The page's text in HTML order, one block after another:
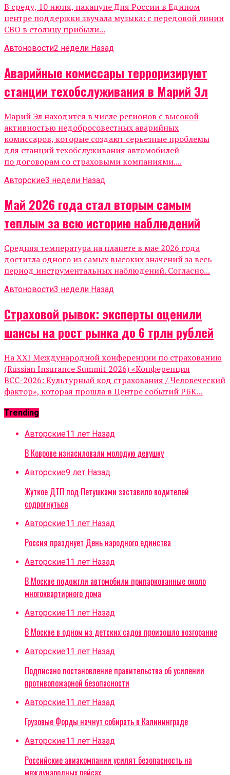
В среду, 10 июня, накануне Дня России в Едином
центре поддержки звучала музыка: с передовой линии
СВО в столицу прибыли...
Автоновости2 недели Назад
Аварийные комиссары терроризируют
станции техобслуживания в Марий Эл
Марий Эл находится в числе регионов с высокой
активностью недобросовестных аварийных
комиссаров, которые создают серьезные проблемы
для станций техобслуживания автомобилей
по договорам со страховыми компаниями....
Авторские3 недели Назад
Май 2026 года стал вторым самым
теплым за всю историю наблюдений
Средняя температура на планете в мае 2026 года
достигла одного из самых высоких значений за весь
период инструментальных наблюдений. Согласно...
Автоновости3 недели Назад
Страховой рывок: эксперты оценили
шансы на рост рынка до 6 трлн рублей
На XXI Международной конференции по страхованию
(Russian Insurance Summit 2026) «Конференция
ВСС-2026: Культурный код страхования / Человеческий
фактор», которая прошла в Центре событий РБК...
Trending
Авторские11 лет Назад
В Коврове изнасиловали молодую девушку
Авторские9 лет Назад
Жуткое ДТП под Петушками заставило водителей
содрогнуться
Авторские11 лет Назад
Россия празднует День народного единства
Авторские11 лет Назад
В Москве подожгли автомобили припаркованные около
многоквартирного дома
Авторские11 лет Назад
В Москве в одном из детских садов произошло возгорание
Авторские11 лет Назад
Подписано постановление правительства об усилении
противопожарной безопасности
Авторские11 лет Назад
Грузовые Форды начнут собирать в Калининграде
Авторские11 лет Назад
Российские авиакомпании усилят безопасность на
международных рейсах